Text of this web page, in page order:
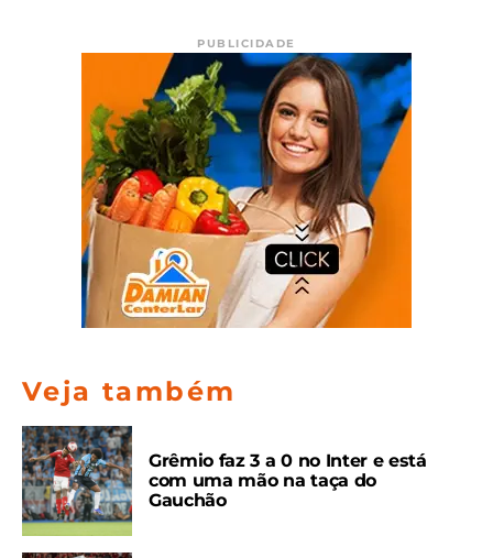
PUBLICIDADE
Veja também
Grêmio faz 3 a 0 no Inter e está
com uma mão na taça do
Gauchão